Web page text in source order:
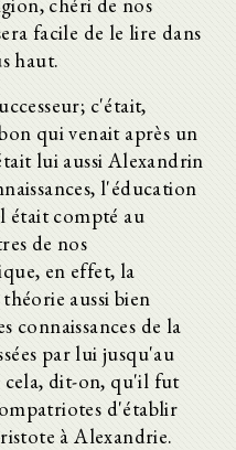
facile de le lire dans
haut.
c'était,
qui venait après un
lui aussi Alexandrin
l'éducation
était compté au
de nos
en effet, la
aussi bien
connaissances de la
par lui jusqu'au
dit-on, qu'il fut
d'établir
à Alexandrie.